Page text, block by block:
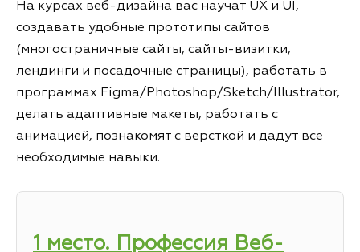
На курсах веб-дизайна вас научат UX и UI,
создавать удобные прототипы сайтов
(многостраничные сайты, сайты-визитки,
лендинги и посадочные страницы), работать в
программах Figma/Photoshop/Sketch/Illustrator,
делать адаптивные макеты, работать с
анимацией, познакомят с версткой и дадут все
необходимые навыки.
1 место. Профессия Веб-